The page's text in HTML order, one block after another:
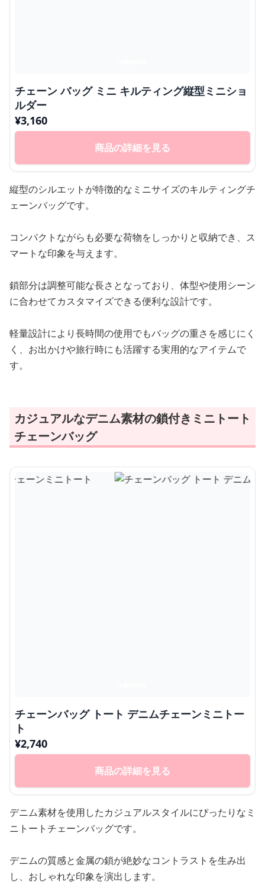
チェーン バッグ ミニ キルティング縦型ミニショ
ルダー
¥3,160
商品の詳細を見る
縦型のシルエットが特徴的なミニサイズのキルティングチ
ェーンバッグです。
コンパクトながらも必要な荷物をしっかりと収納でき、ス
マートな印象を与えます。
鎖部分は調整可能な長さとなっており、体型や使用シーン
に合わせてカスタマイズできる便利な設計です。
軽量設計により長時間の使用でもバッグの重さを感じにく
く、お出かけや旅行時にも活躍する実用的なアイテムで
す。
カジュアルなデニム素材の鎖付きミニトート
チェーンバッグ
チェーンバッグ トート デニムチェーンミニトー
ト
¥2,740
商品の詳細を見る
デニム素材を使用したカジュアルスタイルにぴったりなミ
ニトートチェーンバッグです。
デニムの質感と金属の鎖が絶妙なコントラストを生み出
し、おしゃれな印象を演出します。